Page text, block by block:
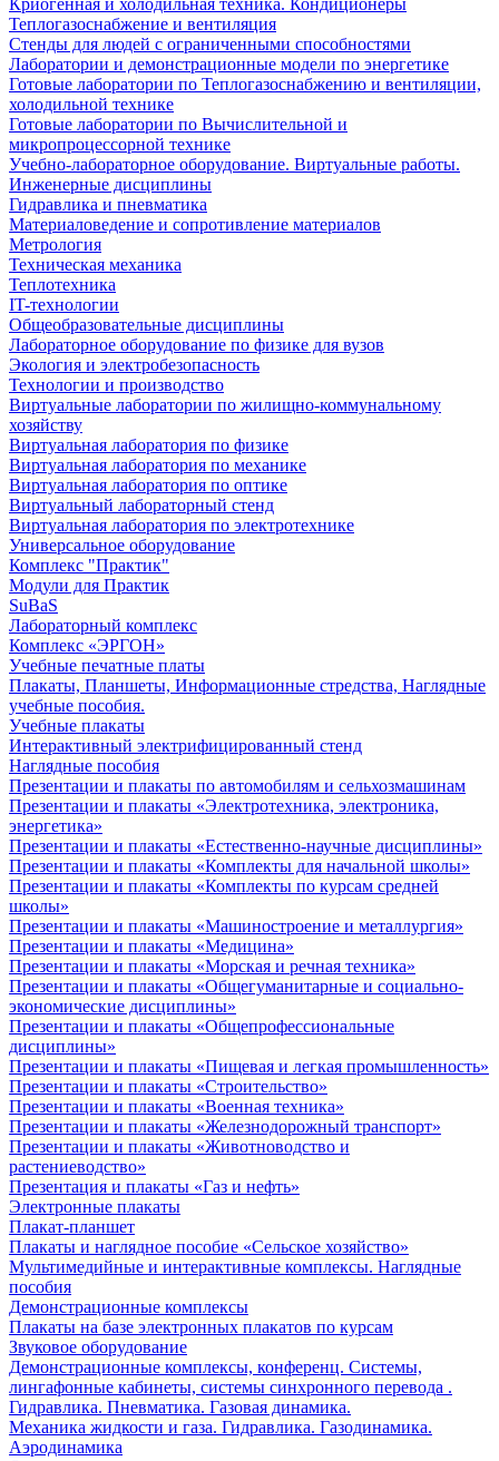
Криогенная и холодильная техника. Кондиционеры
Теплогазоснабжение и вентиляция
Стенды для людей с ограниченными способностями
Лаборатории и демонстрационные модели по энергетике
Готовые лаборатории по Теплогазоснабжению и вентиляции,
холодильной технике
Готовые лаборатории по Вычислительной и
микропроцессорной технике
Учебно-лабораторное оборудование. Виртуальные работы.
Инженерные дисциплины
Гидравлика и пневматика
Материаловедение и сопротивление материалов
Метрология
Техническая механика
Теплотехника
IT-технологии
Общеобразовательные дисциплины
Лабораторное оборудование по физике для вузов
Экология и электробезопасность
Технологии и производство
Виртуальные лаборатории по жилищно-коммунальному
хозяйству
Виртуальная лаборатория по физике
Виртуальная лаборатория по механике
Виртуальная лаборатория по оптике
Виртуальный лабораторный стенд
Виртуальная лаборатория по электротехнике
Универсальное оборудование
Комплекс "Практик"
Модули для Практик
SuBaS
Лабораторный комплекс
Комплекс «ЭРГОН»
Учебные печатные платы
Плакаты, Планшеты, Информационные стредства, Наглядные
учебные пособия.
Учебные плакаты
Интерактивный электрифицированный стенд
Наглядные пособия
Презентации и плакаты по автомобилям и сельхозмашинам
Презентации и плакаты «Электротехника, электроника,
энергетика»
Презентации и плакаты «Естественно-научные дисциплины»
Презентации и плакаты «Комплекты для начальной школы»
Презентации и плакаты «Комплекты по курсам средней
школы»
Презентации и плакаты «Машиностроение и металлургия»
Презентации и плакаты «Медицина»
Презентации и плакаты «Морская и речная техника»
Презентации и плакаты «Общегуманитарные и социально-
экономические дисциплины»
Презентации и плакаты «Общепрофессиональные
дисциплины»
Презентации и плакаты «Пищевая и легкая промышленность»
Презентации и плакаты «Строительство»
Презентации и плакаты «Военная техника»
Презентации и плакаты «Железнодорожный транспорт»
Презентации и плакаты «Животноводство и
растениеводство»
Презентация и плакаты «Газ и нефть»
Электронные плакаты
Плакат-планшет
Плакаты и наглядное пособие «Сельское хозяйство»
Мультимедийные и интерактивные комплексы. Наглядные
пособия
Демонстрационные комплексы
Плакаты на базе электронных плакатов по курсам
Звуковое оборудование
Демонстрационные комплексы, конференц. Системы,
лингафонные кабинеты, системы синхронного перевода .
Гидравлика. Пневматика. Газовая динамика.
Механика жидкости и газа. Гидравлика. Газодинамика.
Аэродинамика